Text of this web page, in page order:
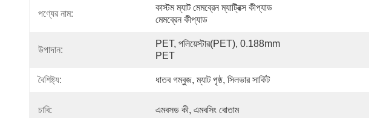
পণ্যের নাম:
কাস্টম ম্যাট মেমব্রেন ম্যাট্রিক্স কীপ্যাড
মেমব্রেন কীপ্যাড
উপাদান:
PET, পলিয়েস্টার(PET), 0.188mm
PET
বৈশিষ্ট্য: ধাতব গম্বুজ, ম্যাট পৃষ্ঠ, সিলভার সার্কিট
চাবি: এমবসড কী, এমবসিং বোতাম